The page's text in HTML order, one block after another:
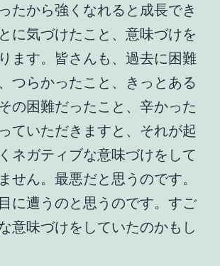
たから強くなれると成長でき
に気づけたこと、意味づけを
ます。皆さんも、過去に困難
つらかったこと、きっとある
の困難だったこと、辛かった
ていただきますと、それが起
ネガティブな意味づけをして
せん。最悪だと思うのです。
に遭うのと思うのです。すご
意味づけをしていたのかもし